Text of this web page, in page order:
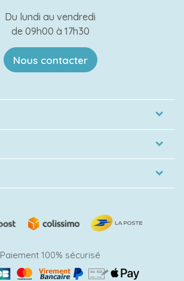
Du lundi au vendredi
de 09h00 à 17h30
Nous contacter
Paiement 100% sécurisé